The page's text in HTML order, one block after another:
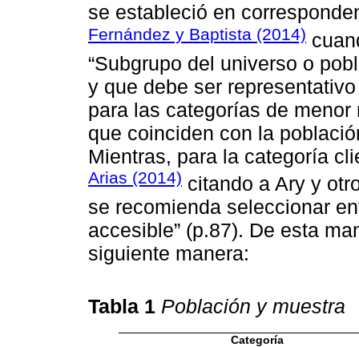
se estableció en
Fernández y Baptista (2014)
“Subgrupo del universo o
y que debe ser
para las categorías de
que coinciden con la
Mientras, para la categoría
Arias (2014) citando a Ary y
se recomienda seleccionar
accesible” (p.87). De esta
siguiente manera:
Tabla 1 Población y muestra
Categoría